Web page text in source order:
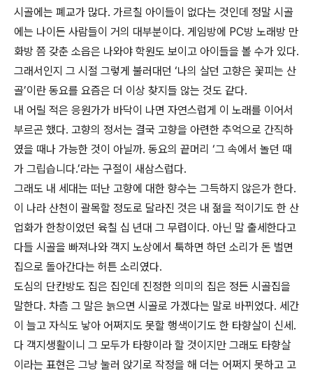
시골에는 폐교가 많다. 가르칠 아이들이 없다는 것인데 정말 시골
에는 나이든 사람들이 거의 대부분이다. 게임방에 PC방 노래방 만
화방 쯤 갖춘 소읍은 나와야 학원도 보이고 아이들을 볼 수가 있다.
그래서인지 그 시절 그렇게 불러대던 ‘나의 살던 고향은 꽃피는 산
골’이란 동요를 요즘은 더 이상 찾지들 않는 것도 같다.
내 어릴 적은 응원가가 바닥이 나면 자연스럽게 이 노래를 이어서
부르곤 했다. 고향의 정서는 결국 고향을 아련한 추억으로 간직하
였을 때나 가능한 것이 아닐까. 동요의 끝머리 ‘그 속에서 놀던 때
가 그립습니다.’라는 구절이 새삼스럽다.
그래도 내 세대는 떠난 고향에 대한 향수는 그득하지 않은가 한다.
이 나라 산천이 괄목할 정도로 달라진 것은 내 젊을 적이기도 한 산
업화가 한창이었던 육칠 십 년대 그 무렵이다. 아닌 말 출세한다고
다들 시골을 빠져나와 객지 노상에서 툭하면 하던 소리가 돈 벌면
집으로 돌아간다는 허튼 소리였다.
도심의 단칸방도 집은 집인데 진정한 의미의 집은 정든 시골집을
말한다. 차츰 그 말은 늙으면 시골로 가겠다는 말로 바뀌었다. 세간
이 늘고 자식도 낳아 어쩌지도 못할 행색이기도 한 타향살이 신세.
다 객지생활이니 그 모두가 타향이라 할 것이지만 그래도 타향살
이라는 표현은 그냥 눌러 앉기로 작정을 해 더는 어쩌지 못하고 고